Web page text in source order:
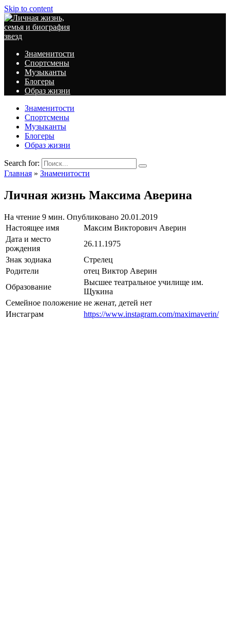
Skip to content
Знаменитости
Спортсмены
Музыканты
Блогеры
Образ жизни
Знаменитости
Спортсмены
Музыканты
Блогеры
Образ жизни
Search for:
Главная » Знаменитости
Личная жизнь Максима Аверина
На чтение 9 мин. Опубликовано 20.01.2019
Настоящее имя
Максим Викторович Аверин
Дата и место
рождения
26.11.1975
Знак зодиака
Стрелец
Родители
отец Виктор Аверин
Образование
Высшее театральное училище им.
Щукина
Семейное положение не женат, детей нет
Инстаграм
https://www.instagram.com/maximaverin/